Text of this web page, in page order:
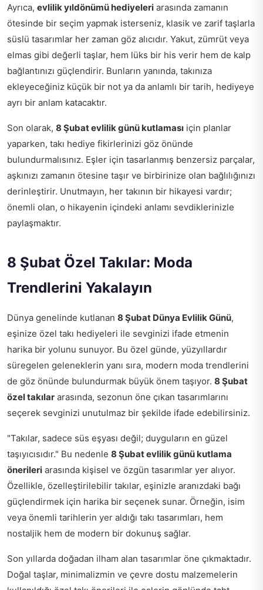
Ayrıca, evlilik yıldönümü hediyeleri arasında zamanın
ötesinde bir seçim yapmak isterseniz, klasik ve zarif taşlarla
süslü tasarımlar her zaman göz alıcıdır. Yakut, zümrüt veya
elmas gibi değerli taşlar, hem lüks bir his verir hem de kalp
bağlantınızı güçlendirir. Bunların yanında, takınıza
ekleyeceğiniz küçük bir not ya da anlamlı bir tarih, hediyeye
ayrı bir anlam katacaktır.
Son olarak, 8 Şubat evlilik günü kutlaması için planlar
yaparken, takı hediye fikirlerinizi göz önünde
bulundurmalısınız. Eşler için tasarlanmış benzersiz parçalar,
aşkınızı zamanın ötesine taşır ve birbirinize olan bağlılığınızı
derinleştirir. Unutmayın, her takının bir hikayesi vardır;
önemli olan, o hikayenin içindeki anlamı sevdiklerinizle
paylaşmaktır.
8 Şubat Özel Takılar: Moda
Trendlerini Yakalayın
Dünya genelinde kutlanan 8 Şubat Dünya Evlilik Günü,
eşinize özel takı hediyeleri ile sevginizi ifade etmenin
harika bir yolunu sunuyor. Bu özel günde, yüzyıllardır
süregelen geleneklerin yanı sıra, modern moda trendlerini
de göz önünde bulundurmak büyük önem taşıyor. 8 Şubat
özel takılar arasında, sezonun öne çıkan tasarımlarını
seçerek sevginizi unutulmaz bir şekilde ifade edebilirsiniz.
"Takılar, sadece süs eşyası değil; duyguların en güzel
taşıyıcısıdır." Bu nedenle 8 Şubat evlilik günü kutlama
önerileri arasında kişisel ve özgün tasarımlar yer alıyor.
Özellikle, özelleştirilebilir takılar, eşinizle aranızdaki bağı
güçlendirmek için harika bir seçenek sunar. Örneğin, isim
veya önemli tarihlerin yer aldığı takı tasarımları, hem
nostaljik hem de modern bir dokunuş sağlar.
Son yıllarda doğadan ilham alan tasarımlar öne çıkmaktadır.
Doğal taşlar, minimalizmin ve çevre dostu malzemelerin